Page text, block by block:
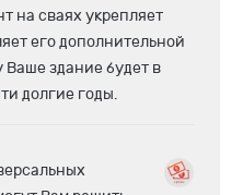
на сваях укрепляет
его дополнительной
здание будет в
долгие годы.